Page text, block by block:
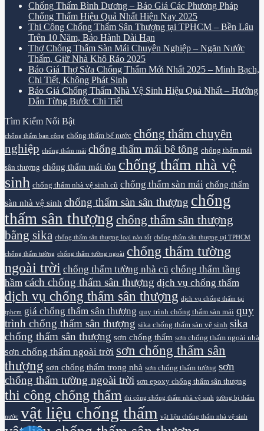
Chống Thấm Bình Dương – Báo Giá Các Phương Pháp
Chống Thấm Hiệu Quả Nhất Hiện Nay 2025
Thi Công Chống Thấm Sân Thượng tại TPHCM – Bền Lâu
Trên 10 Năm, Bảo Hành Dài Hạn
Thợ Chống Thấm Sàn Mái Chuyên Nghiệp – Ngăn Nước
Thấm, Giữ Nhà Khô Ráo 2025
Báo Giá Thợ Sửa Chống Thấm Mới Nhất 2025 – Minh Bạch,
Chi Tiết, Không Phát Sinh
Báo Giá Chống Thấm Nhà Vệ Sinh Hiệu Quả Nhất – Hướng
Dẫn Từng Bước Chi Tiết
Tìm Kiếm Nổi Bật
chống thấm ban công chống thấm bể nước chống thấm chuyên
nghiệp chống thấm mái chống thấm mái bê tông chống thấm mái
sân thượng chống thấm mái tôn chống thấm nhà vệ
sinh chống thấm nhà vệ sinh cũ chống thấm sàn mái chống thấm
sàn nhà vệ sinh chống thấm sàn sân thượng chống
thấm sân thượng chống thấm sân thượng
bằng sika chống thấm sân thượng loại nào tốt chống thấm sân thượng tại TPHCM
chống thấm tường chống thấm tường ngoài chống thấm tường
ngoài trời chống thấm tường nhà cũ chống thấm tầng
hầm cách chống thấm sân thượng dịch vụ chống thấm
dịch vụ chống thấm sân thượng dịch vụ chống thấm tại
tphcm giá chống thấm sân thượng quy trình chống thấm sàn mái quy
trình chống thấm sân thượng sika chống thấm sàn vệ sinh sika
chống thấm sân thượng sơn chống thấm sơn chống thấm ngoài nhà
sơn chống thấm ngoài trời sơn chống thấm sân
thượng sơn chống thấm trong nhà sơn chống thấm tường sơn
chống thấm tường ngoài trời sơn epoxy chống thấm sân thượng
thi công chống thấm thi công chống thấm nhà vệ sinh tường bị thấm
nước vật liệu chống thấm vật liệu chống thấm nhà vệ sinh